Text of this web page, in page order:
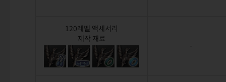
120레벨 액세서리
제작 재료
-